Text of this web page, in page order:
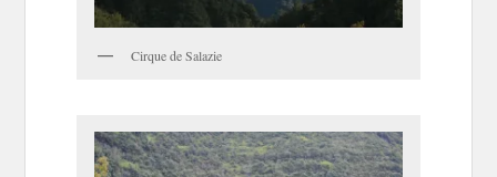
Cirque de Salazie